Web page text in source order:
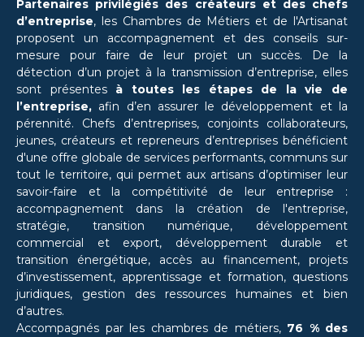
Partenaires privilégiés des créateurs et des chefs
d’entreprise, les Chambres de Métiers et de l'Artisanat
proposent un accompagnement et des conseils sur-
mesure pour faire de leur projet un succès. De la
détection d’un projet à la transmission d’entreprise, elles
sont présentes à toutes les étapes de la vie de
l’entreprise, afin d’en assurer le développement et la
pérennité. Chefs d’entreprises, conjoints collaborateurs,
jeunes, créateurs et repreneurs d’entreprises bénéficient
d'une offre globale de services performants, communs sur
tout le territoire, qui permet aux artisans d’optimiser leur
savoir-faire et la compétitivité de leur entreprise :
accompagnement dans la création de l'entreprise,
stratégie, transition numérique, développement
commercial et export, développement durable et
transition énergétique, accès au financement, projets
d’investissement, apprentissage et formation, questions
juridiques, gestion des ressources humaines et bien
d’autres.
Accompagnés par les chambres de métiers, 76 % des